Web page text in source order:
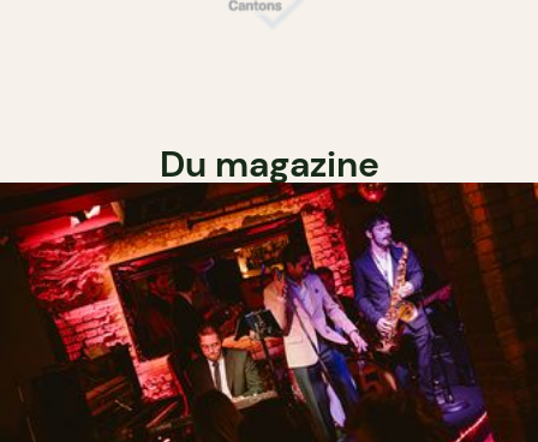
Du magazine